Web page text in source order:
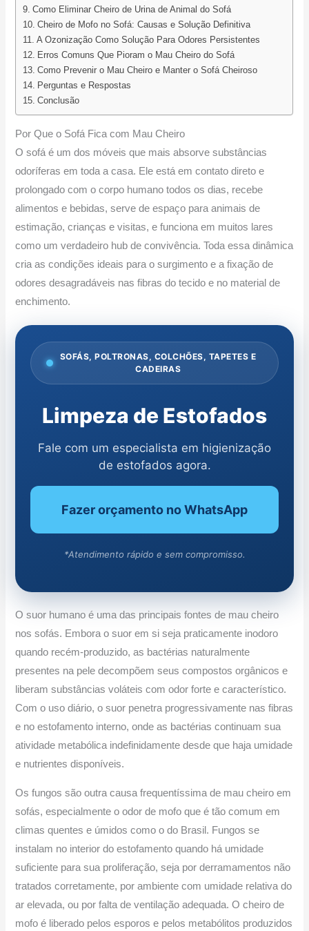
Como Eliminar Cheiro de Urina de Animal do Sofá
Cheiro de Mofo no Sofá: Causas e Solução Definitiva
A Ozonização Como Solução Para Odores Persistentes
Erros Comuns Que Pioram o Mau Cheiro do Sofá
Como Prevenir o Mau Cheiro e Manter o Sofá Cheiroso
Perguntas e Respostas
Conclusão
Por Que o Sofá Fica com Mau Cheiro
O sofá é um dos móveis que mais absorve substâncias
odoríferas em toda a casa. Ele está em contato direto e
prolongado com o corpo humano todos os dias, recebe
alimentos e bebidas, serve de espaço para animais de
estimação, crianças e visitas, e funciona em muitos lares
como um verdadeiro hub de convivência. Toda essa dinâmica
cria as condições ideais para o surgimento e a fixação de
odores desagradáveis nas fibras do tecido e no material de
enchimento.
SOFÁS, POLTRONAS, COLCHÕES, TAPETES E
CADEIRAS
Limpeza de Estofados
Fale com um especialista em higienização
de estofados agora.
Fazer orçamento no WhatsApp
*Atendimento rápido e sem compromisso.
O suor humano é uma das principais fontes de mau cheiro
nos sofás. Embora o suor em si seja praticamente inodoro
quando recém-produzido, as bactérias naturalmente
presentes na pele decompõem seus compostos orgânicos e
liberam substâncias voláteis com odor forte e característico.
Com o uso diário, o suor penetra progressivamente nas fibras
e no estofamento interno, onde as bactérias continuam sua
atividade metabólica indefinidamente desde que haja umidade
e nutrientes disponíveis.
Os fungos são outra causa frequentíssima de mau cheiro em
sofás, especialmente o odor de mofo que é tão comum em
climas quentes e úmidos como o do Brasil. Fungos se
instalam no interior do estofamento quando há umidade
suficiente para sua proliferação, seja por derramamentos não
tratados corretamente, por ambiente com umidade relativa do
ar elevada, ou por falta de ventilação adequada. O cheiro de
mofo é liberado pelos esporos e pelos metabólitos produzidos